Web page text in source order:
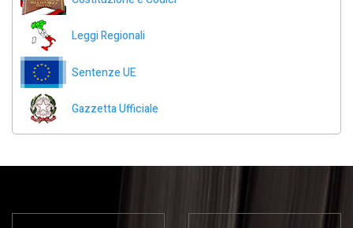
Leggi Regionali
Sentenze UE
Gazzetta Ufficiale